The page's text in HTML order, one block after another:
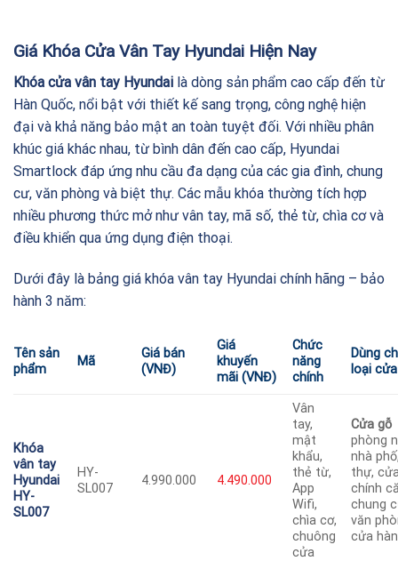
Giá Khóa Cửa Vân Tay Hyundai Hiện Nay
Khóa cửa vân tay Hyundai là dòng sản phẩm cao cấp đến từ
Hàn Quốc, nổi bật với thiết kế sang trọng, công nghệ hiện
đại và khả năng bảo mật an toàn tuyệt đối. Với nhiều phân
khúc giá khác nhau, từ bình dân đến cao cấp, Hyundai
Smartlock đáp ứng nhu cầu đa dạng của các gia đình, chung
cư, văn phòng và biệt thự. Các mẫu khóa thường tích hợp
nhiều phương thức mở như vân tay, mã số, thẻ từ, chìa cơ và
điều khiển qua ứng dụng điện thoại.
Dưới đây là bảng giá khóa vân tay Hyundai chính hãng – bảo
hành 3 năm:
Tên sản
phẩm
Mã
Giá bán
(VNĐ)
Giá
khuyến
mãi (VNĐ)
Chức
năng
chính
Dùng
loại cửa
Khóa
vân tay
Hyundai
HY-
SL007
HY-
SL007
4.990.000 4.490.000
Vân
tay,
mật
khẩu,
thẻ từ,
App
Wifi,
chìa cơ,
chuông
cửa
Cửa gỗ
phòng
nhà
thự,
chính
chung
văn
cửa